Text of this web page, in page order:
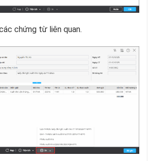
chứng từ liên quan.